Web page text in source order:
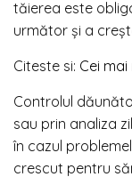
tăierea este
următor și a
Citeste si: Cei
Controlul
sau prin analiza
în cazul
crescut pentru